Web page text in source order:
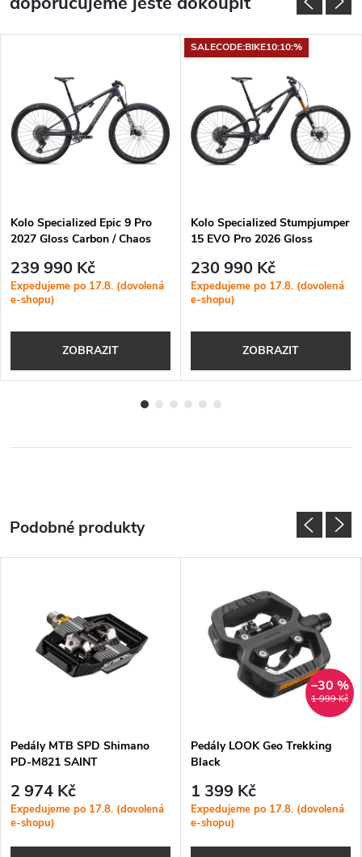
Kolo Specialized Epic 9 Pro
2027 Gloss Carbon / Chaos
239 990 Kč
Expedujeme po 17.8. (dovolená
e-shopu)
ZOBRAZIT
SALECODE:BIKE10:10:%
Kolo Specialized Stumpjumper
15 EVO Pro 2026 Gloss
230 990 Kč
Expedujeme po 17.8. (dovolená
e-shopu)
ZOBRAZIT
Pedály MTB SPD Shimano
PD-M821 SAINT
2 974 Kč
Expedujeme po 17.8. (dovolená
e-shopu)
1 999 Kč
–30 %
Pedály LOOK Geo Trekking
Black
1 399 Kč
Expedujeme po 17.8. (dovolená
e-shopu)